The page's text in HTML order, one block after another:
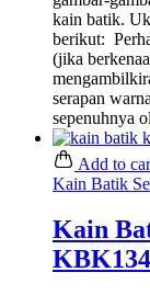
kain batik.
berikut:
(jika
serapan
sepenuhnya
Add to
Kain Batik
Kain